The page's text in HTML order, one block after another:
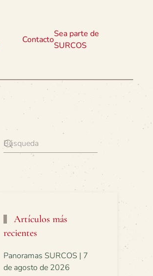
Contacto
Sea parte de
SURCOS
Artículos más
recientes
Panoramas SURCOS | 7
de agosto de 2026